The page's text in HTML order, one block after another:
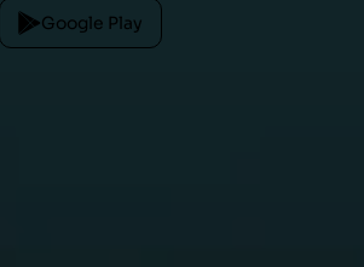
Google Play